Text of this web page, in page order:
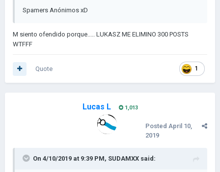
Spamers Anónimos xD
M siento ofendido porque..... LUKASZ ME ELIMINO 300 POSTS
WTFFF
1
Quote
Lucas L 1,013
Posted April 10,
2019
On 4/10/2019 at 9:39 PM, SUDAMXX said: